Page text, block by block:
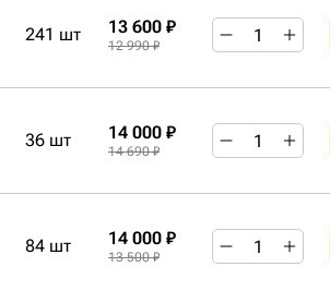
241 шт 13 600 ₽
12 990 ₽
36 шт 14 000 ₽
14 690 ₽
84 шт 14 000 ₽
13 500 ₽